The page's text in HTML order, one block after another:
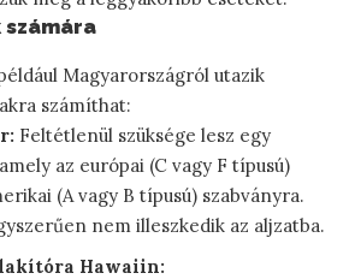
Magyarországról utazik
számíthat:
Feltétlenül szüksége lesz egy
az európai (C vagy F típusú)
(A vagy B típusú) szabványra.
nem illeszkedik az aljzatba.
Hawaiin: